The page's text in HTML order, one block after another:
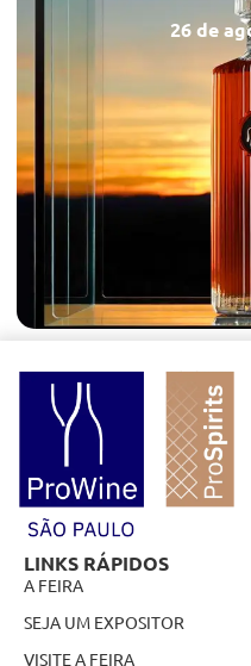
26 de
LINKS RÁPIDOS
A FEIRA
SEJA UM EXPOSITOR
VISITE A FEIRA